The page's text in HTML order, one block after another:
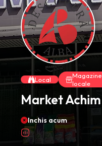
Local
Magazine
locale
Market Achim
Inchis acum